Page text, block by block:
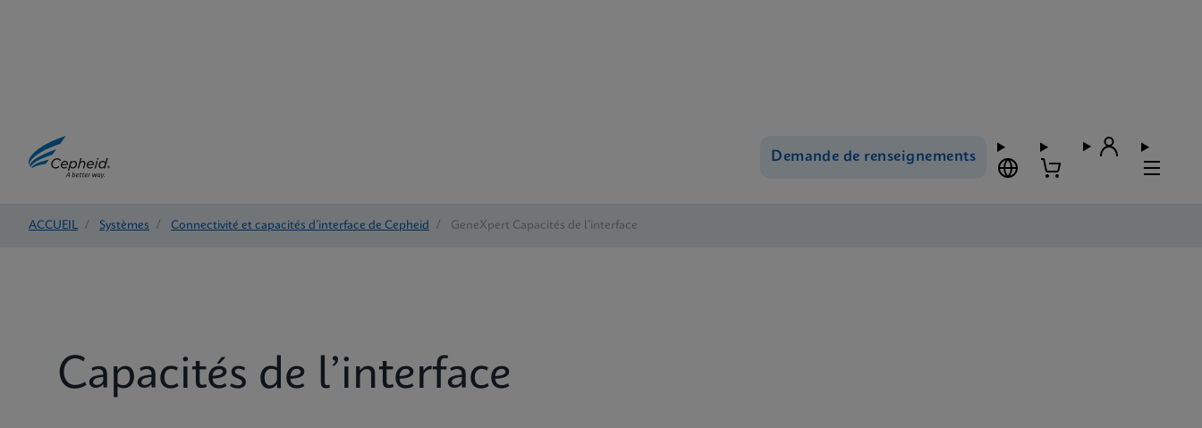
Demande de renseignements
ACCUEIL / Systèmes / Connectivité et capacités d’interface de Cepheid / GeneXpert Capacités de l’interface
Capacités de l’interface